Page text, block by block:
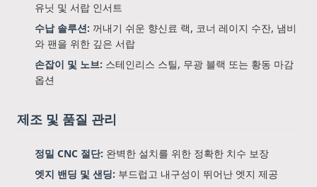
유닛 및 서랍 인서트
수납 솔루션: 꺼내기 쉬운 향신료 랙, 코너 레이지 수잔, 냄비
와 팬을 위한 깊은 서랍
손잡이 및 노브: 스테인리스 스틸, 무광 블랙 또는 황동 마감
옵션
제조 및 품질 관리
정밀 CNC 절단: 완벽한 설치를 위한 정확한 치수 보장
엣지 밴딩 및 샌딩: 부드럽고 내구성이 뛰어난 엣지 제공